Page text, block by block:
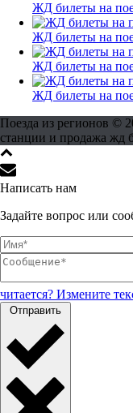
ЖД билеты на
ЖД билеты на
ЖД билеты на
ЖД билеты на
Поезда из регионов ©
станции и продажа жд
Написать нам
Задайте вопрос или
читается? Измените
Отправить